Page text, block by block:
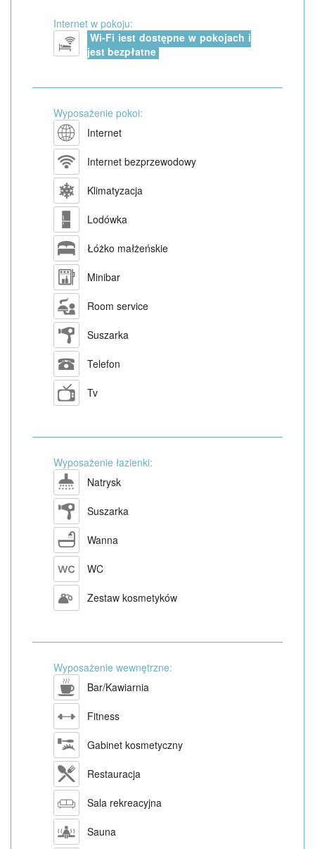
Internet w pokoju:
Wi-Fi jest dostępne w pokojach i
jest bezpłatne
Wyposażenie pokoi:
Internet
Internet bezprzewodowy
Klimatyzacja
Lodówka
Łóżko małżeńskie
Minibar
Room service
Suszarka
Telefon
Tv
Wyposażenie łazienki:
Natrysk
Suszarka
Wanna
WC
Zestaw kosmetyków
Wyposażenie wewnętrzne:
Bar/Kawiarnia
Fitness
Gabinet kosmetyczny
Restauracja
Sala rekreacyjna
Sauna